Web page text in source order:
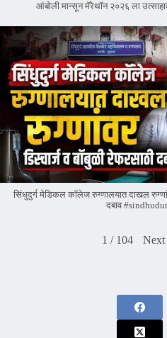
आंबोली मान्सून मॅरेथॉन २०२६ ला
सिंधुदुर्ग मेडिकल कॉलेज रुग्णालयात दाखल
दबाव
1 / 104 Next